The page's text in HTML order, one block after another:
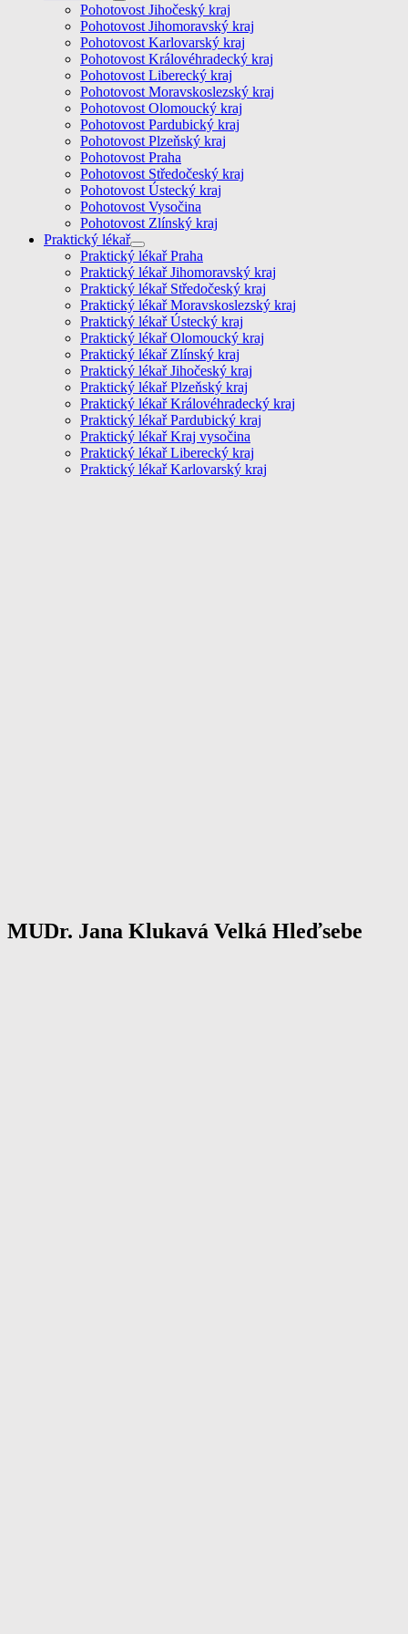
Pohotovost Jihočeský kraj
Pohotovost Jihomoravský kraj
Pohotovost Karlovarský kraj
Pohotovost Královéhradecký kraj
Pohotovost Liberecký kraj
Pohotovost Moravskoslezský kraj
Pohotovost Olomoucký kraj
Pohotovost Pardubický kraj
Pohotovost Plzeňský kraj
Pohotovost Praha
Pohotovost Středočeský kraj
Pohotovost Ústecký kraj
Pohotovost Vysočina
Pohotovost Zlínský kraj
Praktický lékař
Praktický lékař Praha
Praktický lékař Jihomoravský kraj
Praktický lékař Středočeský kraj
Praktický lékař Moravskoslezský kraj
Praktický lékař Ústecký kraj
Praktický lékař Olomoucký kraj
Praktický lékař Zlínský kraj
Praktický lékař Jihočeský kraj
Praktický lékař Plzeňský kraj
Praktický lékař Královéhradecký kraj
Praktický lékař Pardubický kraj
Praktický lékař Kraj vysočina
Praktický lékař Liberecký kraj
Praktický lékař Karlovarský kraj
MUDr. Jana Klukavá Velká Hleďsebe